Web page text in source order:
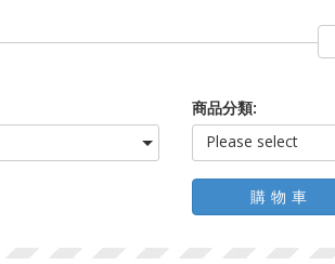
商品分類:
Please select
購物車